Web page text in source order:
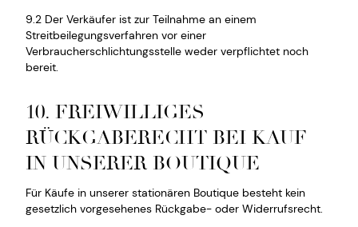
9.2 Der Verkäufer ist zur Teilnahme an einem
Streitbeilegungsverfahren vor einer
Verbraucherschlichtungsstelle weder verpflichtet noch
bereit.
10. FREIWILLIGES
RÜCKGABERECHT BEI KAUF
IN UNSERER BOUTIQUE
Für Käufe in unserer stationären Boutique besteht kein
gesetzlich vorgesehenes Rückgabe- oder Widerrufsrecht.